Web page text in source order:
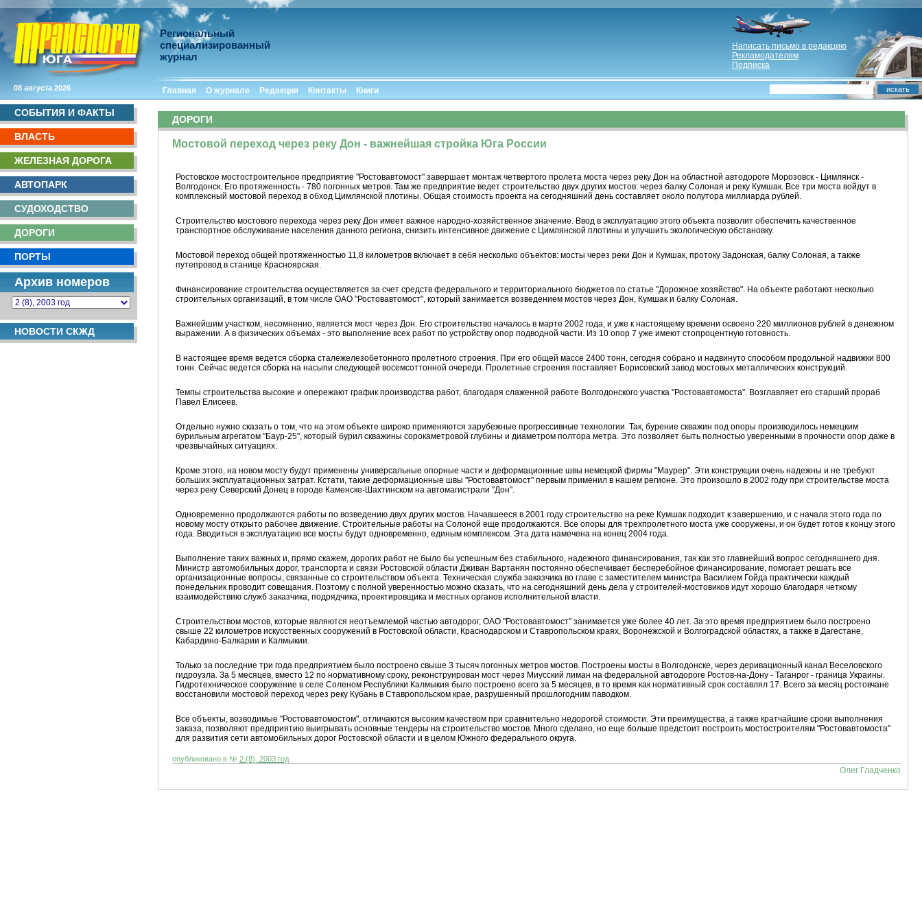
Региональный
специализированный
журнал
Написать письмо в редакцию
Рекламодателям
Подписка
08 августа 2026 Главная О журнале Редакция Контакты Книги
СОБЫТИЯ И ФАКТЫ
ВЛАСТЬ
ЖЕЛЕЗНАЯ ДОРОГА
АВТОПАРК
СУДОХОДСТВО
ДОРОГИ
ПОРТЫ
Архив номеров
НОВОСТИ СКЖД
ДОРОГИ
Мостовой переход через реку Дон - важнейшая стройка Юга России
Ростовское мостостроительное предприятие "Ростовавтомост" завершает монтаж четвертого пролета моста через реку Дон на областной автодороге Морозовск - Цимлянск -
Волгодонск. Его протяженность - 780 погонных метров. Там же предприятие ведет строительство двух других мостов: через балку Солоная и реку Кумшак. Все три моста войдут в
комплексный мостовой переход в обход Цимлянской плотины. Общая стоимость проекта на сегодняшний день составляет около полутора миллиарда рублей.
Строительство мостового перехода через реку Дон имеет важное народно-хозяйственное значение. Ввод в эксплуатацию этого объекта позволит обеспечить качественное
транспортное обслуживание населения данного региона, снизить интенсивное движение с Цимлянской плотины и улучшить экологическую обстановку.
Мостовой переход общей протяженностью 11,8 километров включает в себя несколько объектов: мосты через реки Дон и Кумшак, протоку Задонская, балку Солоная, а также
путепровод в станице Красноярская.
Финансирование строительства осуществляется за счет средств федерального и территориального бюджетов по статье "Дорожное хозяйство". На объекте работают несколько
строительных организаций, в том числе ОАО "Ростовавтомост", который занимается возведением мостов через Дон, Кумшак и балку Солоная.
Важнейшим участком, несомненно, является мост через Дон. Его строительство началось в марте 2002 года, и уже к настоящему времени освоено 220 миллионов рублей в денежном
выражении. А в физических объемах - это выполнение всех работ по устройству опор подводной части. Из 10 опор 7 уже имеют стопроцентную готовность.
В настоящее время ведется сборка сталежелезобетонного пролетного строения. При его общей массе 2400 тонн, сегодня собрано и надвинуто способом продольной надвижки 800
тонн. Сейчас ведется сборка на насыпи следующей восемсоттонной очереди. Пролетные строения поставляет Борисовский завод мостовых металлических конструкций.
Темпы строительства высокие и опережают график производства работ, благодаря слаженной работе Волгодонского участка "Ростовавтомоста". Возглавляет его старший прораб
Павел Елисеев.
Отдельно нужно сказать о том, что на этом объекте широко применяются зарубежные прогрессивные технологии. Так, бурение скважин под опоры производилось немецким
бурильным агрегатом "Баур-25", который бурил скважины сорокаметровой глубины и диаметром полтора метра. Это позволяет быть полностью уверенными в прочности опор даже в
чрезвычайных ситуациях.
Кроме этого, на новом мосту будут применены универсальные опорные части и деформационные швы немецкой фирмы "Маурер". Эти конструкции очень надежны и не требуют
больших эксплуатационных затрат. Кстати, такие деформационные швы "Ростовавтомост" первым применил в нашем регионе. Это произошло в 2002 году при строительстве моста
через реку Северский Донец в городе Каменске-Шахтинском на автомагистрали "Дон".
Одновременно продолжаются работы по возведению двух других мостов. Начавшееся в 2001 году строительство на реке Кумшак подходит к завершению, и с начала этого года по
новому мосту открыто рабочее движение. Строительные работы на Солоной еще продолжаются. Все опоры для трехпролетного моста уже сооружены, и он будет готов к концу этого
года. Вводиться в эксплуатацию все мосты будут одновременно, единым комплексом. Эта дата намечена на конец 2004 года.
Выполнение таких важных и, прямо скажем, дорогих работ не было бы успешным без стабильного, надежного финансирования, так как это главнейший вопрос сегодняшнего дня.
Министр автомобильных дорог, транспорта и связи Ростовской области Дживан Вартанян постоянно обеспечивает бесперебойное финансирование, помогает решать все
организационные вопросы, связанные со строительством объекта. Техническая служба заказчика во главе с заместителем министра Василием Гойда практически каждый
понедельник проводит совещания. Поэтому с полной уверенностью можно сказать, что на сегодняшний день дела у строителей-мостовиков идут хорошо благодаря четкому
взаимодействию служб заказчика, подрядчика, проектировщика и местных органов исполнительной власти.
Строительством мостов, которые являются неотъемлемой частью автодорог, ОАО "Ростовавтомост" занимается уже более 40 лет. За это время предприятием было построено
свыше 22 километров искусственных сооружений в Ростовской области, Краснодарском и Ставропольском краях, Воронежской и Волгоградской областях, а также в Дагестане,
Кабардино-Балкарии и Калмыкии.
Только за последние три года предприятием было построено свыше 3 тысяч погонных метров мостов. Построены мосты в Волгодонске, через деривационный канал Веселовского
гидроузла. За 5 месяцев, вместо 12 по нормативному сроку, реконструирован мост через Миусский лиман на федеральной автодороге Ростов-на-Дону - Таганрог - граница Украины.
Гидротехническое сооружение в селе Соленом Республики Калмыкия было построено всего за 5 месяцев, в то время как нормативный срок составлял 17. Всего за месяц ростовчане
восстановили мостовой переход через реку Кубань в Ставропольском крае, разрушенный прошлогодним паводком.
Все объекты, возводимые "Ростовавтомостом", отличаются высоким качеством при сравнительно недорогой стоимости. Эти преимущества, а также кратчайшие сроки выполнения
заказа, позволяют предприятию выигрывать основные тендеры на строительство мостов. Много сделано, но еще больше предстоит построить мостостроителям "Ростовавтомоста"
для развития сети автомобильных дорог Ростовской области и в целом Южного федерального округа.
опубликовано в № 2 (8), 2003 год
Олег Гладченко